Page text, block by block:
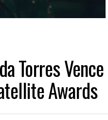
Torres Vence
Awards